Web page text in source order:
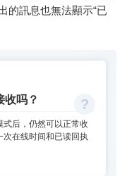
的訊息也無法顯示“已
收吗？
后，仍然可以正常收
次在线时间和已读回执